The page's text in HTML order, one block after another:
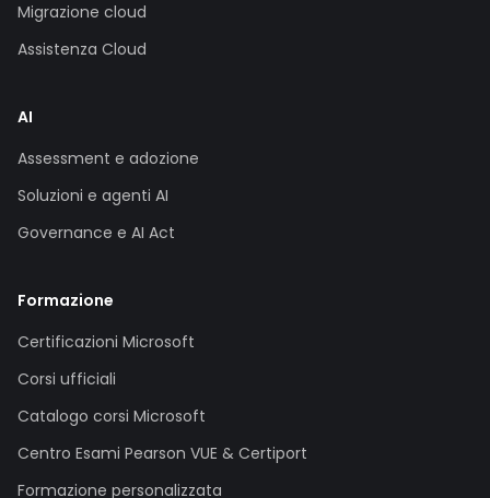
Migrazione cloud
Assistenza Cloud
AI
Assessment e adozione
Soluzioni e agenti AI
Governance e AI Act
Formazione
Certificazioni Microsoft
Corsi ufficiali
Catalogo corsi Microsoft
Centro Esami Pearson VUE & Certiport
Formazione personalizzata